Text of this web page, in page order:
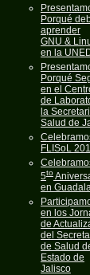
Porqué
aprender
GNU &
en la
Porqué
en el
de
la
Salud de
FLISoL
5to
en
en los
de
del
de Salud
Estado de
Jalisco